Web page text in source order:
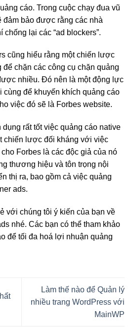
cáo. Trong cuộc chạy đua vũ
đảm bảo được rằng các nhà
chống lại các “ad blockers”.
cũng hiểu rằng một chiến lược
chặn các công cụ chặn quảng
nhiều. Đó nên là một động lực
để khuyến khích quảng cáo
việc đó sẽ là Forbes website.
rất tốt việc quảng cáo native
chiến lược đối kháng với việc
Forbes là các độc giả của nó
thương hiệu và tôn trọng nội
thị ra, bao gồm cả việc quảng
ads.
với chúng tôi ý kiến của bạn về
nhé. Các bạn có thể tham khảo
để tối đa hoá lợi nhuận quảng
Làm thế nào để Quản lý
nhiều trang WordPress với
MainWP